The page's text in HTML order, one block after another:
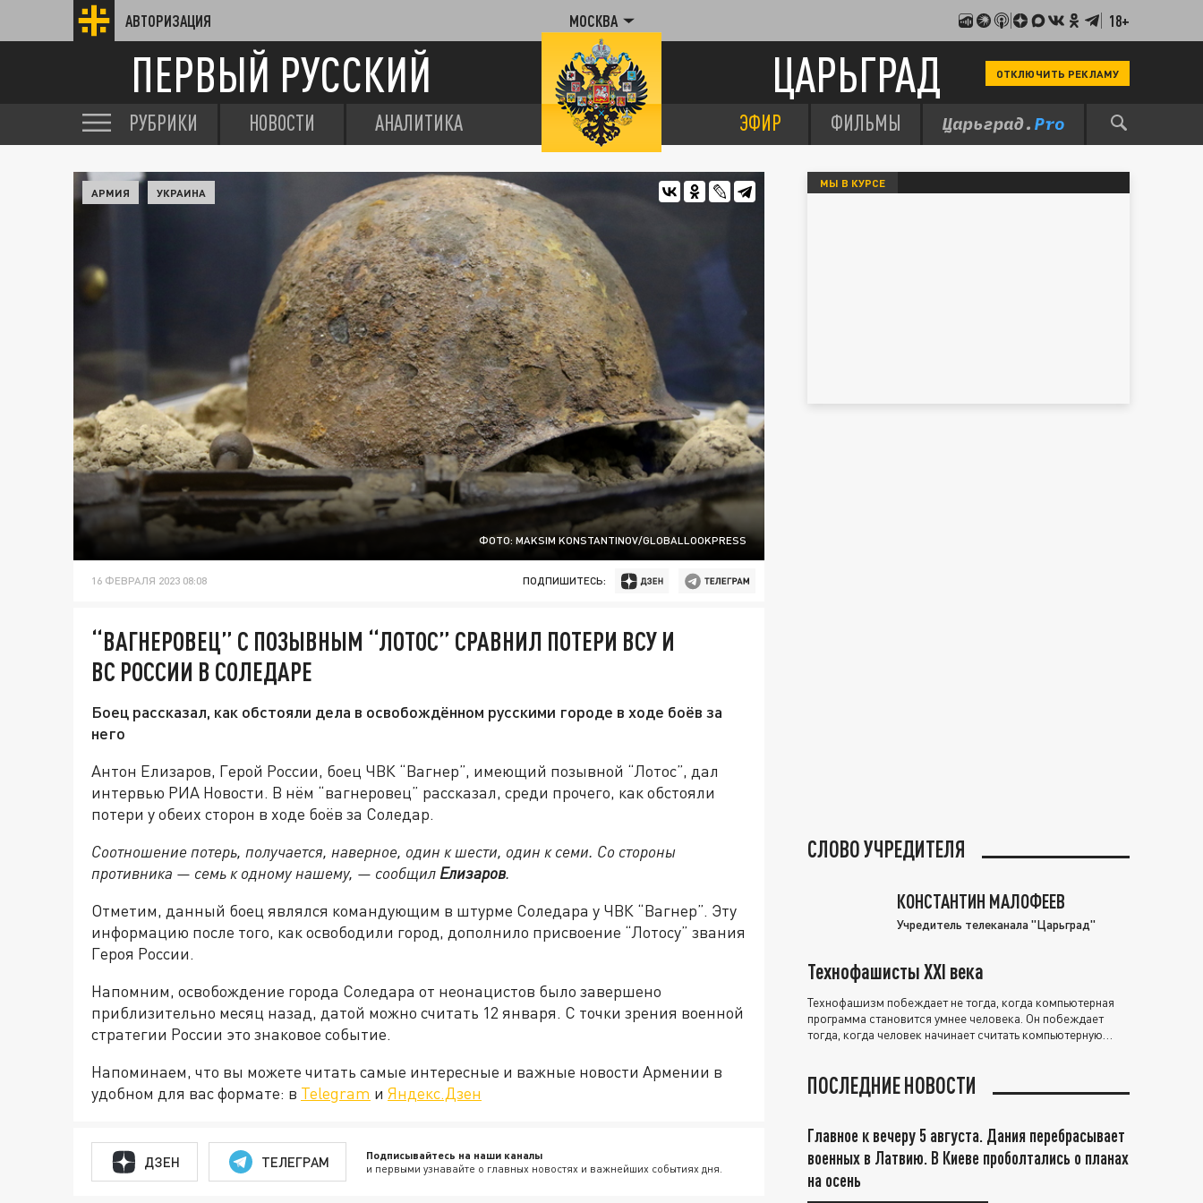
АВТОРИЗАЦИЯ МОСКВА 18+
ПЕРВЫЙ РУССКИЙ ЦАРЬГРАД ОТКЛЮЧИТЬ РЕКЛАМУ
РУБРИКИ НОВОСТИ АНАЛИТИКА ЭФИР ФИЛЬМЫ
ФОТО: MAKSIM KONSTANTINOV/GLOBALLOOKPRESS
АРМИЯ УКРАИНА
16 ФЕВРАЛЯ 2023 08:08 ПОДПИШИТЕСЬ:
“ВАГНЕРОВЕЦ” С ПОЗЫВНЫМ “ЛОТОС” СРАВНИЛ ПОТЕРИ ВСУ И
ВС РОССИИ В СОЛЕДАРЕ
Боец рассказал, как обстояли дела в освобождённом русскими городе в ходе боёв за
него
Антон Елизаров, Герой России, боец ЧВК “Вагнер”, имеющий позывной “Лотос”, дал
интервью РИА Новости. В нём “вагнеровец” рассказал, среди прочего, как обстояли
потери у обеих сторон в ходе боёв за Соледар.
Соотношение потерь, получается, наверное, один к шести, один к семи. Со стороны
противника — семь к одному нашему, — сообщил Елизаров.
Отметим, данный боец являлся командующим в штурме Соледара у ЧВК “Вагнер”. Эту
информацию после того, как освободили город, дополнило присвоение “Лотосу” звания
Героя России.
Напомним, освобождение города Соледара от неонацистов было завершено
приблизительно месяц назад, датой можно считать 12 января. С точки зрения военной
стратегии России это знаковое событие.
Напоминаем, что вы можете читать самые интересные и важные новости Армении в
удобном для вас формате: в Telegram и Яндекс.Дзен
ДЗЕН ТЕЛЕГРАМ Подписывайтесь на наши каналы
и первыми узнавайте о главных новостях и важнейших событиях дня.
МЫ В КУРСЕ
СЛОВО УЧРЕДИТЕЛЯ
КОНСТАНТИН МАЛОФЕЕВ
Учредитель телеканала "Царьград"
Технофашисты XXI века
Технофашизм побеждает не тогда, когда компьютерная
программа становится умнее человека. Он побеждает
тогда, когда человек начинает считать компьютерную
ПОСЛЕДНИЕ НОВОСТИ
Главное к вечеру 5 августа. Дания перебрасывает
военных в Латвию. В Киеве проболтались о планах
на осень